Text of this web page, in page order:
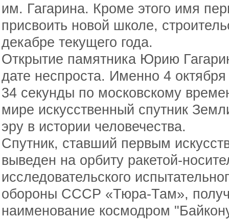
им. Гагарина. Кроме этого имя
присвоить новой школе,
декабре текущего года.
Открытие памятника Юрию
дате неспроста. Именно 4
34 секунды по московскому
мире искусственный спутник
эру в истории человечества.
Спутник, ставший первым
выведен на орбиту ракетой-
исследовательского
обороны СССР «Тюра-Там»,
наименование космодром